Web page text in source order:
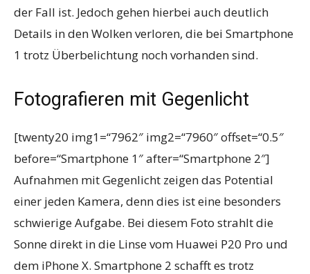
der Fall ist. Jedoch gehen hierbei auch deutlich
Details in den Wolken verloren, die bei Smartphone
1 trotz Überbelichtung noch vorhanden sind.
Fotografieren mit Gegenlicht
[twenty20 img1=“7962″ img2=“7960″ offset=“0.5″
before=“Smartphone 1″ after=“Smartphone 2″]
Aufnahmen mit Gegenlicht zeigen das Potential
einer jeden Kamera, denn dies ist eine besonders
schwierige Aufgabe. Bei diesem Foto strahlt die
Sonne direkt in die Linse vom Huawei P20 Pro und
dem iPhone X. Smartphone 2 schafft es trotz